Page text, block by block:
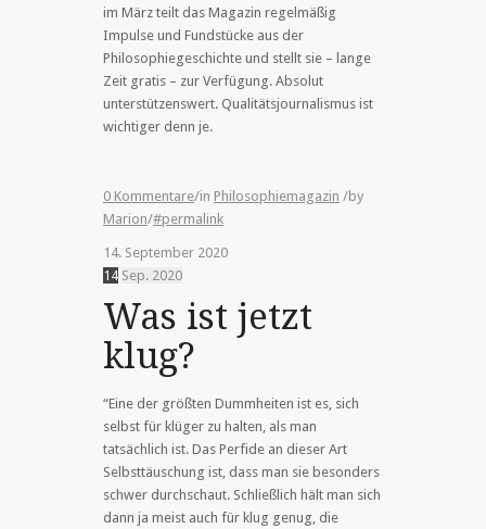
im März teilt das Magazin regelmäßig
Impulse und Fundstücke aus der
Philosophiegeschichte und stellt sie – lange
Zeit gratis – zur Verfügung. Absolut
unterstützenswert. Qualitätsjournalismus ist
wichtiger denn je.
0 Kommentare/in Philosophiemagazin /by
Marion/#permalink
14. September 2020
14 Sep. 2020
Was ist jetzt
klug?
“Eine der größten Dummheiten ist es, sich
selbst für klüger zu halten, als man
tatsächlich ist. Das Perfide an dieser Art
Selbsttäuschung ist, dass man sie besonders
schwer durchschaut. Schließlich hält man sich
dann ja meist auch für klug genug, die